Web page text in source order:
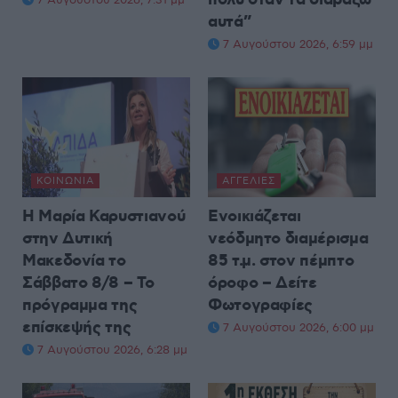
αυτά”
7 Αυγούστου 2026, 6:59 μμ
ΚΟΙΝΩΝΊΑ
Η Μαρία Καρυστιανού
στην Δυτική
Μακεδονία το
Σάββατο 8/8 – Το
πρόγραμμα της
επίσκεψής της
7 Αυγούστου 2026, 6:28 μμ
ΑΓΓΕΛΊΕΣ
Ενοικιάζεται
νεόδμητο διαμέρισμα
85 τ.μ. στον πέμπτο
όροφο – Δείτε
Φωτογραφίες
7 Αυγούστου 2026, 6:00 μμ